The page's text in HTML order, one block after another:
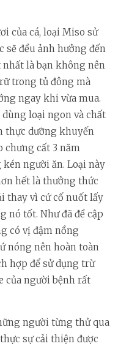
của cá, loại Miso sử
sẽ đều ảnh hưởng đến
là bạn không nên
trong tủ đông mà
ngay khi vừa mua.
loại ngon và chất
thực dưỡng khuyến
chưng cất 3 năm
người ăn. Loại này
hết là thưởng thức
thay vì cứ cố nuốt lấy
nó tốt. Như đã đề cập
có vị đậm nồng
nóng nên hoàn toàn
hợp để sử dụng trừ
của người bệnh rất
người từng thử qua
sự cải thiện được